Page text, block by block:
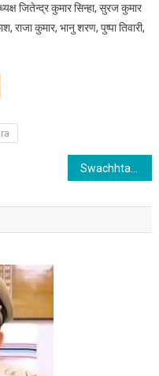
जितेन्द्र कुमार सिन्हा, सुरज कुमार
राजा कुमार, भानु शरण, पुष्पा तिवारी,